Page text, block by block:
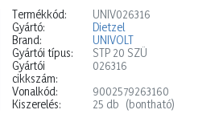
Termékkód:
UNIV026316
Gyártó:
Dietzel
Brand:
UNIVOLT
Gyártói típus:
STP 20 SZÜ
Gyártói
cikkszám:
026316
Vonalkód:
9002579263160
Kiszerelés:
25 db (bontható)